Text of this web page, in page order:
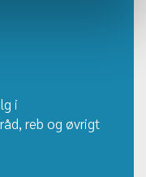
i
reb og øvrigt